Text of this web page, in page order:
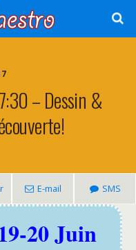
– Dessin &
E-mail SMS
20 Juin